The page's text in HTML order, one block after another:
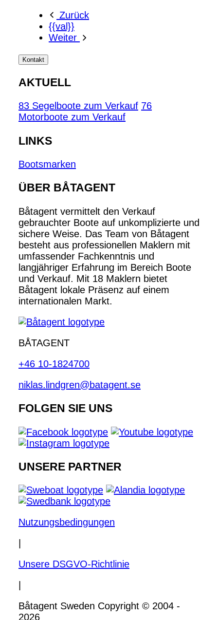
Zurück
{{val}}
Weiter
Kontakt
AKTUELL
83 Segelboote zum Verkauf 76
Motorboote zum Verkauf
LINKS
Bootsmarken
ÜBER BÅTAGENT
Båtagent vermittelt den Verkauf
gebrauchter Boote auf unkomplizierte und
sichere Weise. Das Team von Båtagent
besteht aus professionellen Maklern mit
umfassender Fachkenntnis und
langjähriger Erfahrung im Bereich Boote
und Verkauf. Mit 18 Maklern bietet
Båtagent lokale Präsenz auf einem
internationalen Markt.
BÅTAGENT
+46 10-1824700
niklas.lindgren@batagent.se
FOLGEN SIE UNS
UNSERE PARTNER
Nutzungsbedingungen
Unsere DSGVO-Richtlinie
Båtagent Sweden Copyright © 2004 -
2026